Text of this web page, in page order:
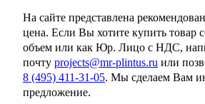
На сайте представлена
цена. Если Вы хотите купить товар
объем или как Юр. Лицо с НДС,
почту projects@mr-plintus.ru или
8 (495) 411-31-05. Мы сделаем Вам
предложение.